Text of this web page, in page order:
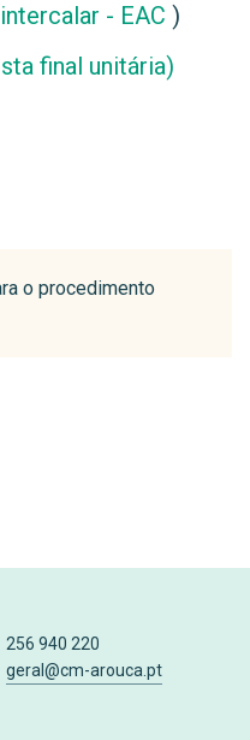
- EAC )
final unitária)
o procedimento
256 940 220
geral@cm-arouca.pt